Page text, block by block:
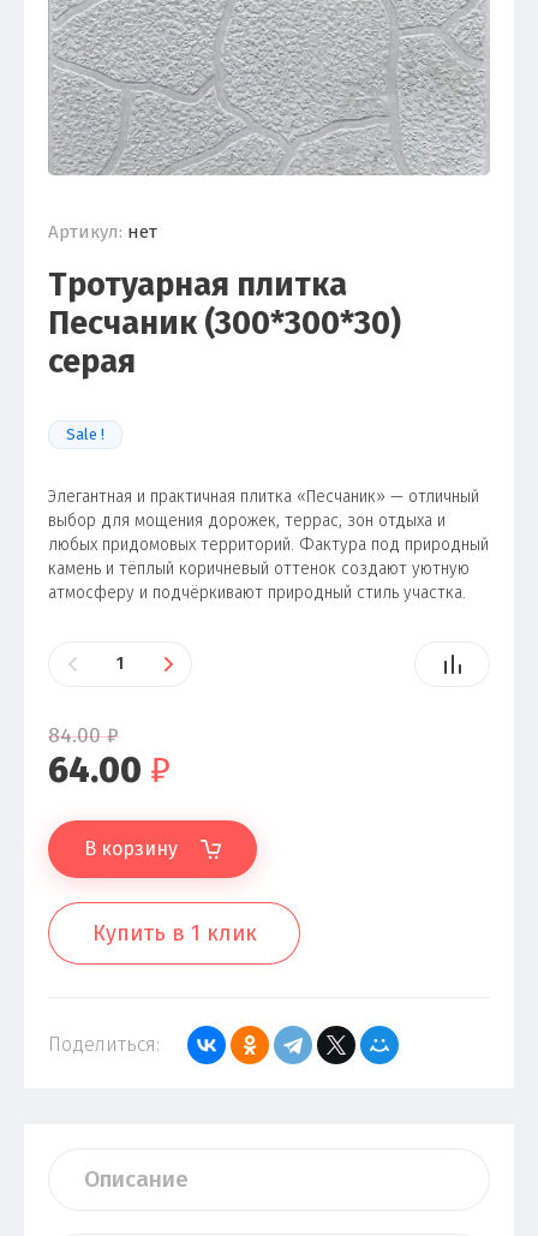
Артикул: нет
Тротуарная плитка
Песчаник (300*300*30)
серая
Sale !
Элегантная и практичная плитка «Песчаник» — отличный
выбор для мощения дорожек, террас, зон отдыха и
любых придомовых территорий. Фактура под природный
камень и тёплый коричневый оттенок создают уютную
атмосферу и подчёркивают природный стиль участка.
84.00 ₽
64.00 ₽
В корзину
Купить в 1 клик
Поделиться:
Описание